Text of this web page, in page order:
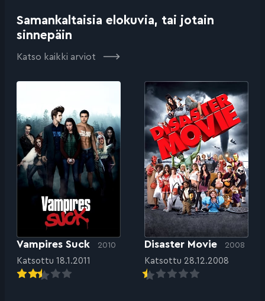
Samankaltaisia elokuvia, tai jotain
sinnepäin
Katso kaikki arviot
Vampires Suck 2010
Katsottu 18.1.2011
Disaster Movie 2008
Katsottu 28.12.2008